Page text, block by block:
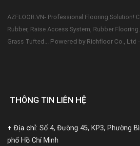
AZFLOOR.VN- Professional Flooring Solution!
Rubber, Raise Access System, Rubber
Grass Tufted... Powered by Richfloor Co.,
THÔNG TIN LIÊN HỆ
+ Địa chỉ: Số 4, Đường 45, KP3, Phường
phố Hồ Chí Minh